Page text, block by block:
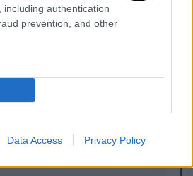
including authentication
prevention, and other
Data Access Privacy Policy
άμεσα με δική σας ευθύνη. Το
τα προσβλητικά σχόλια θα